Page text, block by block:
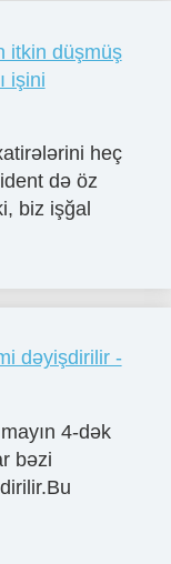
itkin düşmüş
işini
heç
də öz
biz işğal
dəyişdirilir -
4-dək
bəzi